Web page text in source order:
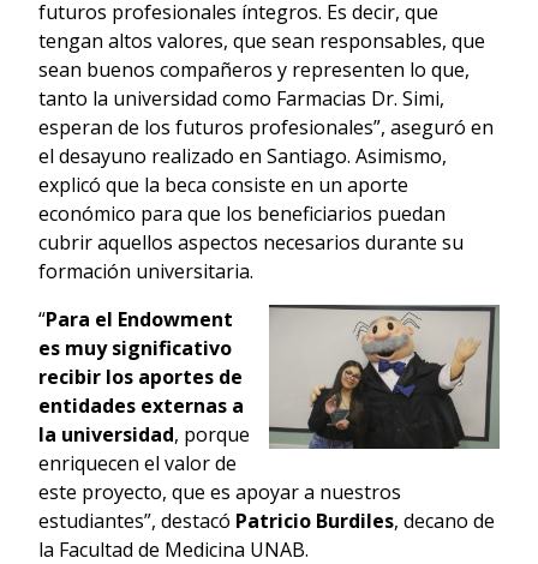
futuros profesionales íntegros. Es decir, que
tengan altos valores, que sean responsables, que
sean buenos compañeros y representen lo que,
tanto la universidad como Farmacias Dr. Simi,
esperan de los futuros profesionales”, aseguró en
el desayuno realizado en Santiago. Asimismo,
explicó que la beca consiste en un aporte
económico para que los beneficiarios puedan
cubrir aquellos aspectos necesarios durante su
formación universitaria.
“Para el Endowment
es muy significativo
recibir los aportes de
entidades externas a
la universidad, porque
enriquecen el valor de
este proyecto, que es apoyar a nuestros
estudiantes”, destacó Patricio Burdiles, decano de
la Facultad de Medicina UNAB.